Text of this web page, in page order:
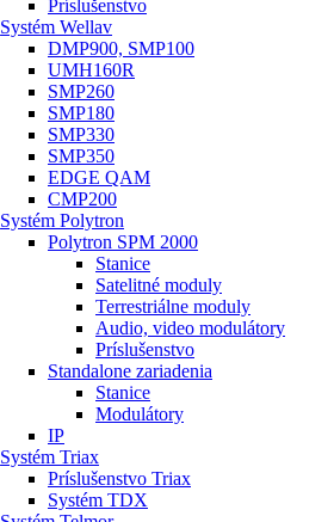
Príslušenstvo
Systém Wellav
DMP900, SMP100
UMH160R
SMP260
SMP180
SMP330
SMP350
EDGE QAM
CMP200
Systém Polytron
Polytron SPM 2000
Stanice
Satelitné moduly
Terrestriálne moduly
Audio, video modulátory
Príslušenstvo
Standalone zariadenia
Stanice
Modulátory
IP
Systém Triax
Príslušenstvo Triax
Systém TDX